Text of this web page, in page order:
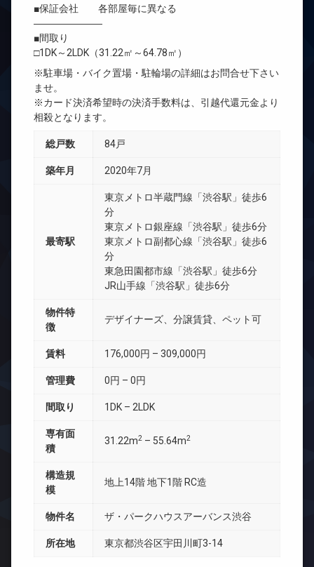
■保証会社 各部屋毎に異なる
―――――――
■間取り
□1DK～2LDK（31.22㎡～64.78㎡）
※駐車場・バイク置場・駐輪場の詳細はお問合せ下さい
ませ。
※カード決済希望時の決済手数料は、引越代還元金より
相殺となります。
総戸数 84戸
築年月 2020年7月
最寄駅
東京メトロ半蔵門線「渋谷駅」徒歩6
分
東京メトロ銀座線「渋谷駅」徒歩6分
東京メトロ副都心線「渋谷駅」徒歩6
分
東急田園都市線「渋谷駅」徒歩6分
JR山手線「渋谷駅」徒歩6分
物件特
徴
デザイナーズ、分譲賃貸、ペット可
賃料 176,000円 – 309,000円
管理費 0円 – 0円
間取り 1DK – 2LDK
専有面
積
31.22m2 – 55.64m2
構造規
模
地上14階 地下1階 RC造
物件名 ザ・パークハウスアーバンス渋谷
所在地 東京都渋谷区宇田川町3-14